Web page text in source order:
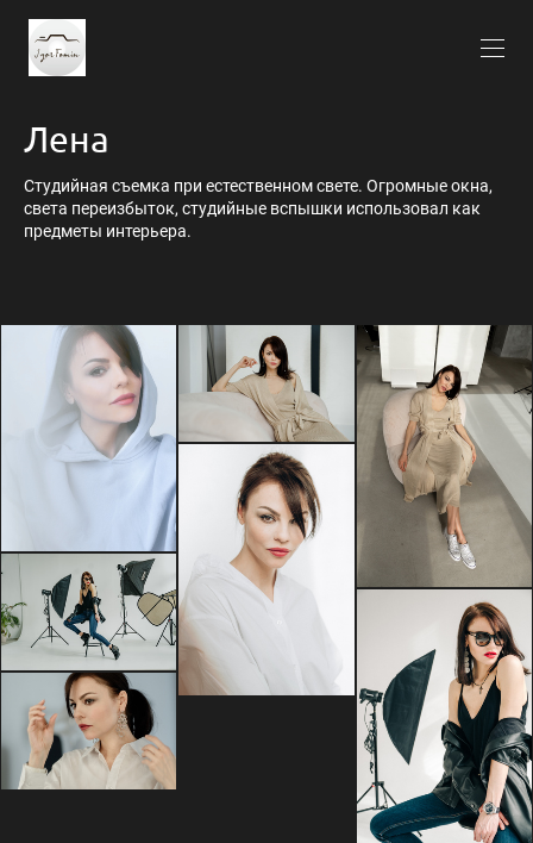
Лена
Студийная съемка при естественном свете. Огромные окна,
света переизбыток, студийные вспышки использовал как
предметы интерьера.